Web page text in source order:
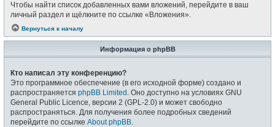
Чтобы найти список добавленных вами вложений, перейдите в ваш
личный раздел и щёлкните по ссылке «Вложения».
Вернуться к началу
Информация о phpBB
Кто написал эту конференцию?
Это программное обеспечение (в его исходной форме) создано и
распространяется phpBB Limited . Оно доступно на условиях GNU
General Public Licence, версии 2 (GPL-2.0) и может свободно
распространяться. Для получения более подробных сведений
перейдите по ссылке About phpBB